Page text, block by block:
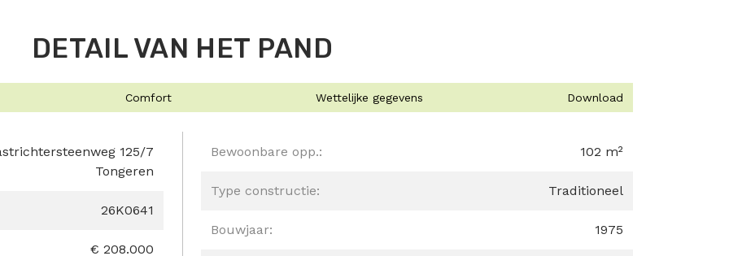
DETAIL VAN HET PAND
Comfort Wettelijke gegevens Download
125/7
Tongeren
26K0641
€ 208.000
Bewoonbare opp.: 102 m²
Type constructie: Traditioneel
Bouwjaar: 1975